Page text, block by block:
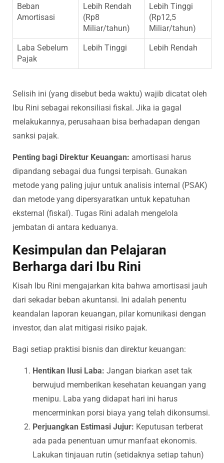
Beban
Amortisasi
Lebih Rendah
(Rp8
Miliar/tahun)
Lebih Tinggi
(Rp12,5
Miliar/tahun)
Laba Sebelum
Pajak
Lebih Tinggi Lebih Rendah
Selisih ini (yang disebut beda waktu) wajib dicatat oleh
Ibu Rini sebagai rekonsiliasi fiskal. Jika ia gagal
melakukannya, perusahaan bisa berhadapan dengan
sanksi pajak.
Penting bagi Direktur Keuangan: amortisasi harus
dipandang sebagai dua fungsi terpisah. Gunakan
metode yang paling jujur untuk analisis internal (PSAK)
dan metode yang dipersyaratkan untuk kepatuhan
eksternal (fiskal). Tugas Rini adalah mengelola
jembatan di antara keduanya.
Kesimpulan dan Pelajaran
Berharga dari Ibu Rini
Kisah Ibu Rini mengajarkan kita bahwa amortisasi jauh
dari sekadar beban akuntansi. Ini adalah penentu
keandalan laporan keuangan, pilar komunikasi dengan
investor, dan alat mitigasi risiko pajak.
Bagi setiap praktisi bisnis dan direktur keuangan:
Hentikan Ilusi Laba: Jangan biarkan aset tak
berwujud memberikan kesehatan keuangan yang
menipu. Laba yang didapat hari ini harus
mencerminkan porsi biaya yang telah dikonsumsi.
Perjuangkan Estimasi Jujur: Keputusan terberat
ada pada penentuan umur manfaat ekonomis.
Lakukan tinjauan rutin (setidaknya setiap tahun)